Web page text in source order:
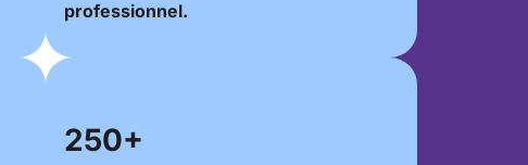
professionnel.
250+